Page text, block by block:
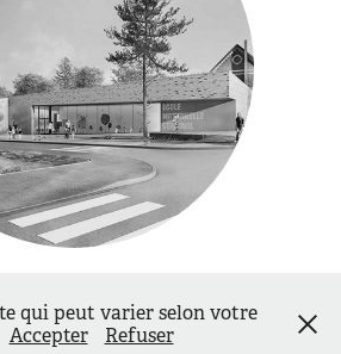
copyright fozr.fr 2026
qui peut varier selon votre
Accepter Refuser